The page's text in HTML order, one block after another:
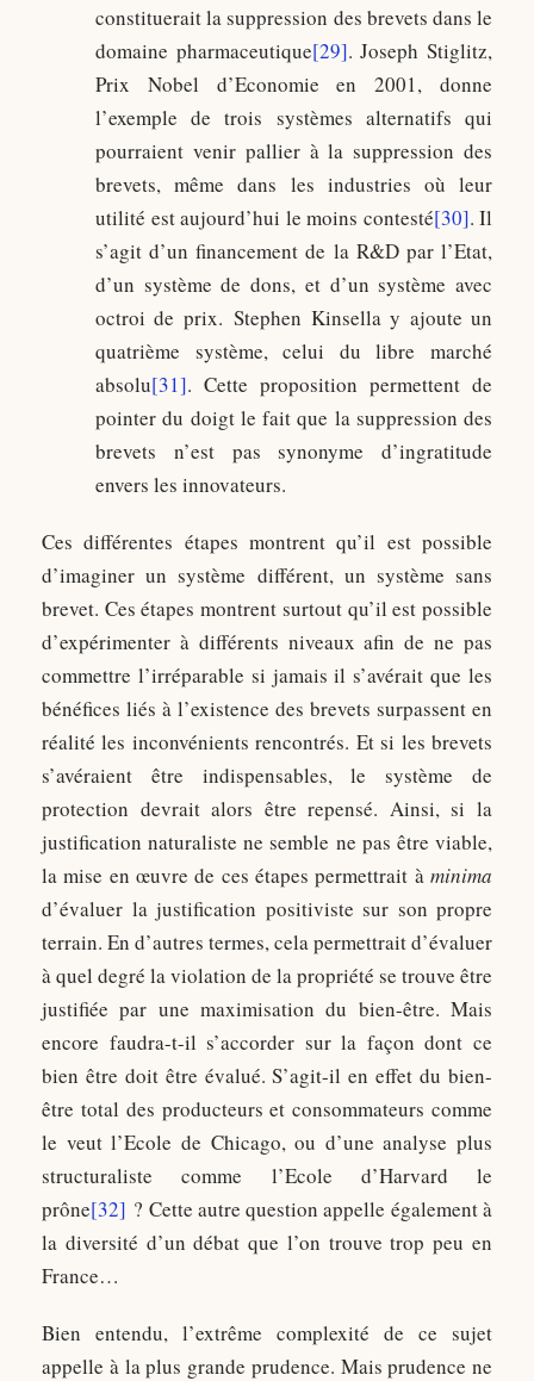
constituerait la suppression des brevets dans le
domaine pharmaceutique[29]. Joseph Stiglitz,
Prix Nobel d’Economie en 2001, donne
l’exemple de trois systèmes alternatifs qui
pourraient venir pallier à la suppression des
brevets, même dans les industries où leur
utilité est aujourd’hui le moins contesté[30]. Il
s’agit d’un financement de la R&D par l’Etat,
d’un système de dons, et d’un système avec
octroi de prix. Stephen Kinsella y ajoute un
quatrième système, celui du libre marché
absolu[31]. Cette proposition permettent de
pointer du doigt le fait que la suppression des
brevets n’est pas synonyme d’ingratitude
envers les innovateurs.
Ces différentes étapes montrent qu’il est possible
d’imaginer un système différent, un système sans
brevet. Ces étapes montrent surtout qu’il est possible
d’expérimenter à différents niveaux afin de ne pas
commettre l’irréparable si jamais il s’avérait que les
bénéfices liés à l’existence des brevets surpassent en
réalité les inconvénients rencontrés. Et si les brevets
s’avéraient être indispensables, le système de
protection devrait alors être repensé. Ainsi, si la
justification naturaliste ne semble ne pas être viable,
la mise en œuvre de ces étapes permettrait àminima
d’évaluer la justification positiviste sur son propre
terrain. En d’autres termes, cela permettrait d’évaluer
à quel degré la violation de la propriété se trouve être
justifiée par une maximisation du bien-être. Mais
encore faudra-t-il s’accorder sur la façon dont ce
bien être doit être évalué. S’agit-il en effet du bien-
être total des producteurs et consommateurs comme
le veut l’Ecole de Chicago, ou d’une analyse plus
structuraliste comme l’Ecole d’Harvard le
prône[32] ? Cette autre question appelle également à
la diversité d’un débat que l’on trouve trop peu en
France…
Bien entendu, l’extrême complexité de ce sujet
appelle à la plus grande prudence. Mais prudence ne